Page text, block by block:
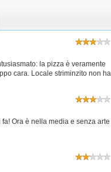
la pizza è veramente
cara. Locale striminzito non ha
Ora è nella media e senza arte